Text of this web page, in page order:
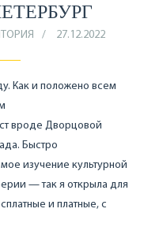
27.12.2022
Как и положено всем
вроде Дворцовой
Быстро
изучение культурной
— так я открыла для
и платные, с